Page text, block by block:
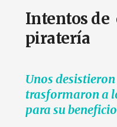
Intentos de
piratería
Unos
trasformaron a
para su beneficio